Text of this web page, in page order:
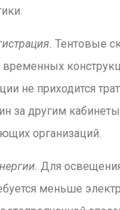
Тентовые
временных
не приходится
за другим кабинеты
организаций.
Для
меньше